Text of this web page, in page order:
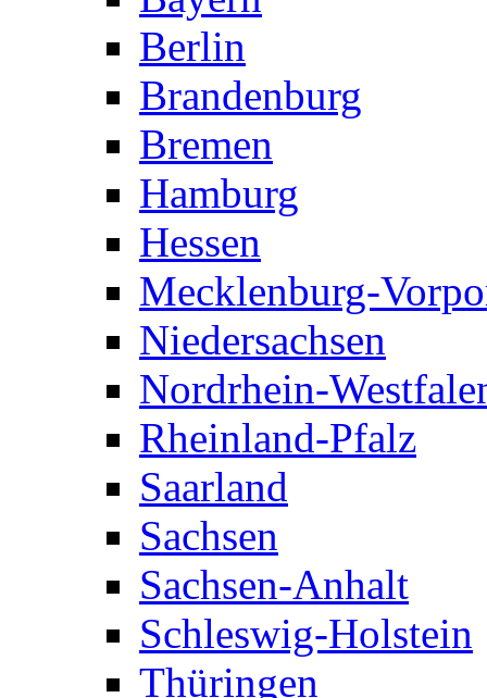
Berlin
Brandenburg
Bremen
Hamburg
Hessen
Mecklenburg-
Niedersachsen
Nordrhein-
Rheinland-Pfalz
Saarland
Sachsen
Sachsen-Anhalt
Schleswig-Holstein
Thüringen